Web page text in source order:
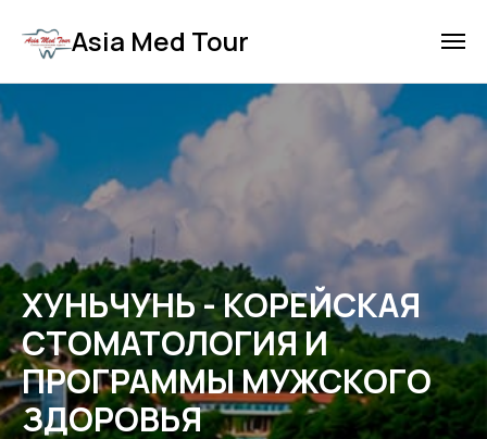
Asia Med Tour
ХУНЬЧУНЬ - КОРЕЙСКАЯ
СТОМАТОЛОГИЯ И
ПРОГРАММЫ МУЖСКОГО
ЗДОРОВЬЯ